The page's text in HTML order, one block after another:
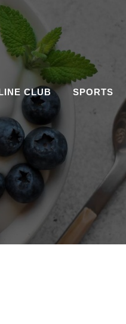
CLUB SPORTS